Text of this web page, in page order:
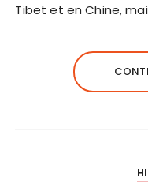
Tibet et en Chine,